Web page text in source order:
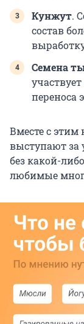
Кунжут.
состав
Семена
переноса
Вместе с
выступают за
без какой-
любимые